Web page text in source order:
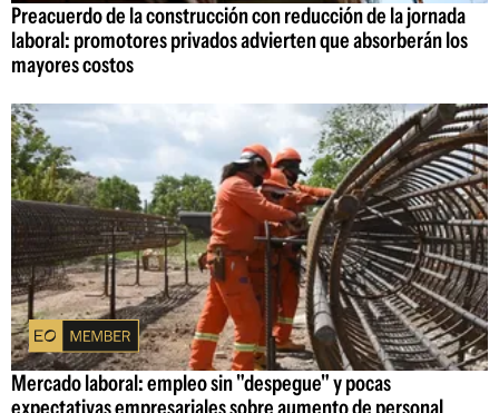
Preacuerdo de la construcción con reducción de la jornada
laboral: promotores privados advierten que absorberán los
mayores costos
Mercado laboral: empleo sin "despegue" y pocas
expectativas empresariales sobre aumento de personal